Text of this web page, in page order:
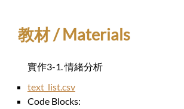
教材 / Materials
實作3-1. 情緒分析
text_list.csv
Code Blocks: